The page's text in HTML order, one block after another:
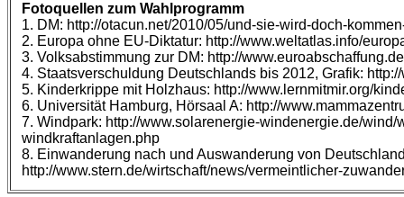
Fotoquellen zum Wahlprogramm
1. DM: http://otacun.net/2010/05/und-sie-wird-doch-
2. Europa ohne EU-Diktatur: http://www.weltatlas.info/
3. Volksabstimmung zur DM: http://
4. Staatsverschuldung Deutschlands bis 2012, Grafik:
5. Kinderkrippe mit Holzhaus: http://www.lernmitmir.org/
6. Universität Hamburg, Hörsaal A: http://
7. Windpark: http://www.solarenergie-windenergie.de/
windkraftanlagen.php
8. Einwanderung nach und Auswanderung von
http://www.stern.de/wirtschaft/news/vermeintlicher-